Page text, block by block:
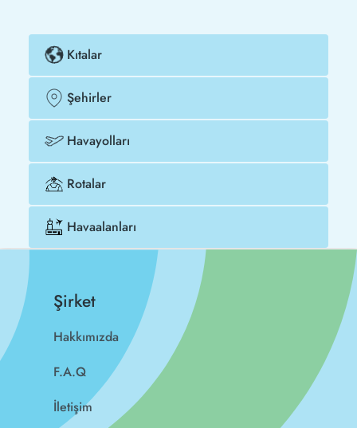
Kıtalar
Şehirler
Havayolları
Rotalar
Havaalanları
Şirket
Hakkımızda
F.A.Q
İletişim